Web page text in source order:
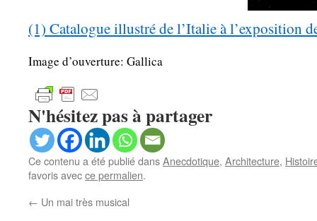
(1) Catalogue illustré de l’Italie à l’exposition
Image d’ouverture: Gallica
N'hésitez pas à partager
Ce contenu a été publié dansAnecdotique, Architecture,
favoris avecce permalien.
← Un mai très musical